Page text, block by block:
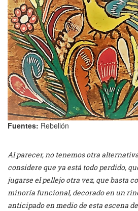
Fuentes: Rebelión
Al parecer, no tenemos otra
considere que ya está todo perdido,
jugarse el pellejo otra vez, que basta
minoría funcional, decorado en un
anticipado en medio de esta escena